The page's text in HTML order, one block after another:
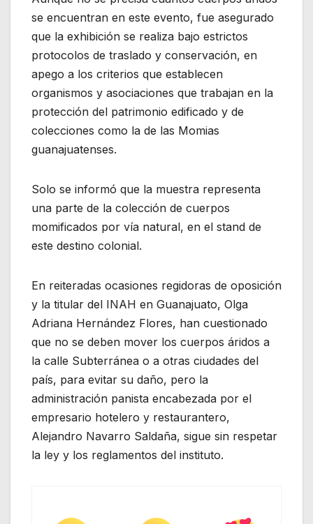
se encuentran en este evento, fue asegurado
que la exhibición se realiza bajo estrictos
protocolos de traslado y conservación, en
apego a los criterios que establecen
organismos y asociaciones que trabajan en la
protección del patrimonio edificado y de
colecciones como la de las Momias
guanajuatenses.
Solo se informó que la muestra representa
una parte de la colección de cuerpos
momificados por vía natural, en el stand de
este destino colonial.
En reiteradas ocasiones regidoras de oposición
y la titular del INAH en Guanajuato, Olga
Adriana Hernández Flores, han cuestionado
que no se deben mover los cuerpos áridos a
la calle Subterránea o a otras ciudades del
país, para evitar su daño, pero la
administración panista encabezada por el
empresario hotelero y restaurantero,
Alejandro Navarro Saldaña, sigue sin respetar
la ley y los reglamentos del instituto.